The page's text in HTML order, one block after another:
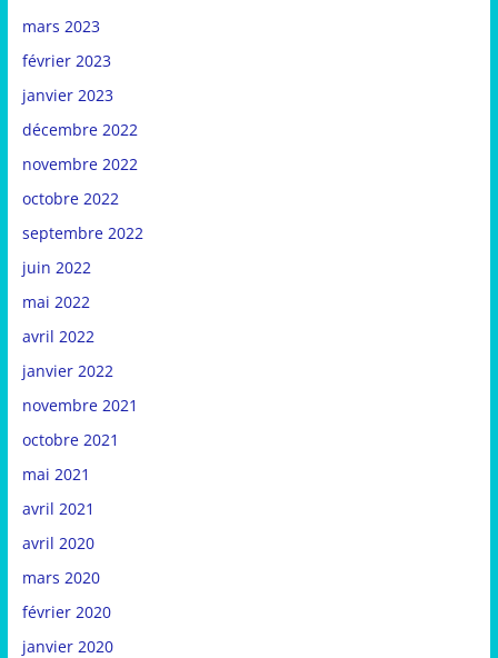
mars 2023
février 2023
janvier 2023
décembre 2022
novembre 2022
octobre 2022
septembre 2022
juin 2022
mai 2022
avril 2022
janvier 2022
novembre 2021
octobre 2021
mai 2021
avril 2021
avril 2020
mars 2020
février 2020
janvier 2020